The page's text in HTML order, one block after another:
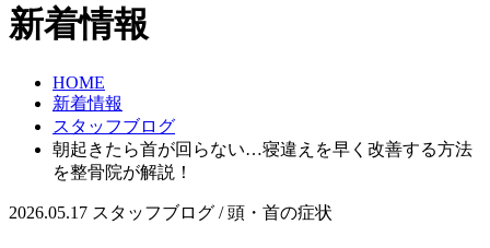
新着情報
HOME
新着情報
スタッフブログ
朝起きたら首が回らない…寝違えを早く改善する方法
を整骨院が解説！
2026.05.17 スタッフブログ / 頭・首の症状